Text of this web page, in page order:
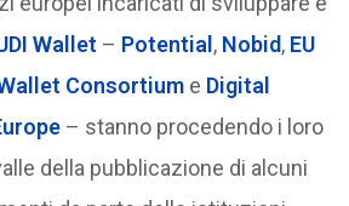
Wallet – Potential, Nobid, EU
Consortium e Digital
– stanno procedendo i loro
della pubblicazione di alcuni